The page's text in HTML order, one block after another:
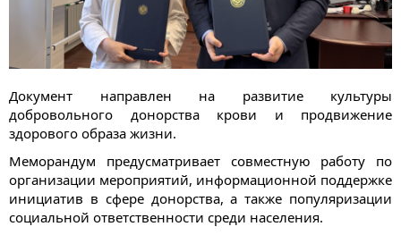
Документ направлен на развитие культуры
добровольного донорства крови и продвижение
здорового образа жизни.
Меморандум предусматривает совместную работу по
организации мероприятий, информационной поддержке
инициатив в сфере донорства, а также популяризации
социальной ответственности среди населения.